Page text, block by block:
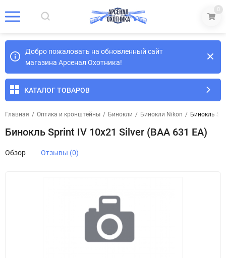
0
Добро пожаловать на обновленный сайт
магазина Арсенал Охотника!
КАТАЛОГ ТОВАРОВ
Главная / Оптика и кронштейны / Бинокли / Бинокли Nikon / Бинокль
Бинокль Sprint IV 10x21 Silver (BAA 631 EA)
Обзор Отзывы (0)